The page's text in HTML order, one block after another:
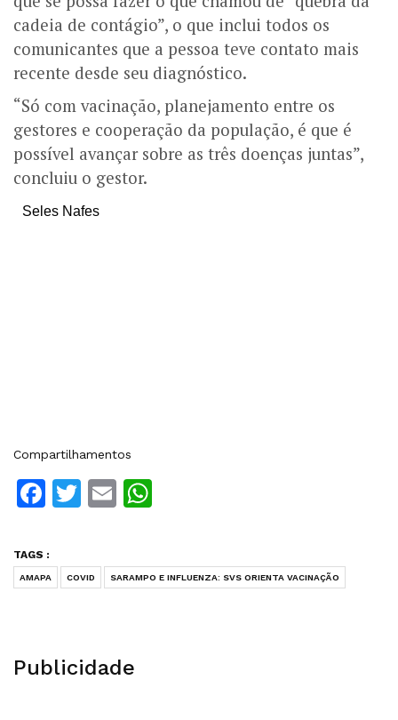
cadeia de contágio”, o que inclui todos os
comunicantes que a pessoa teve contato mais
recente desde seu diagnóstico.
“Só com vacinação, planejamento entre os
gestores e cooperação da população, é que é
possível avançar sobre as três doenças juntas”,
concluiu o gestor.
Seles Nafes
Compartilhamentos
Facebook
Twitter
Email
TAGS :
AMAPA COVID SARAMPO E INFLUENZA: SVS ORIENTA VACINAÇÃO
Publicidade